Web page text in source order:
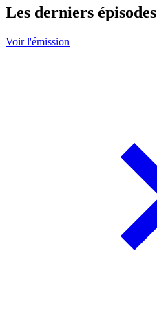
Les derniers épisodes
Voir l'émission